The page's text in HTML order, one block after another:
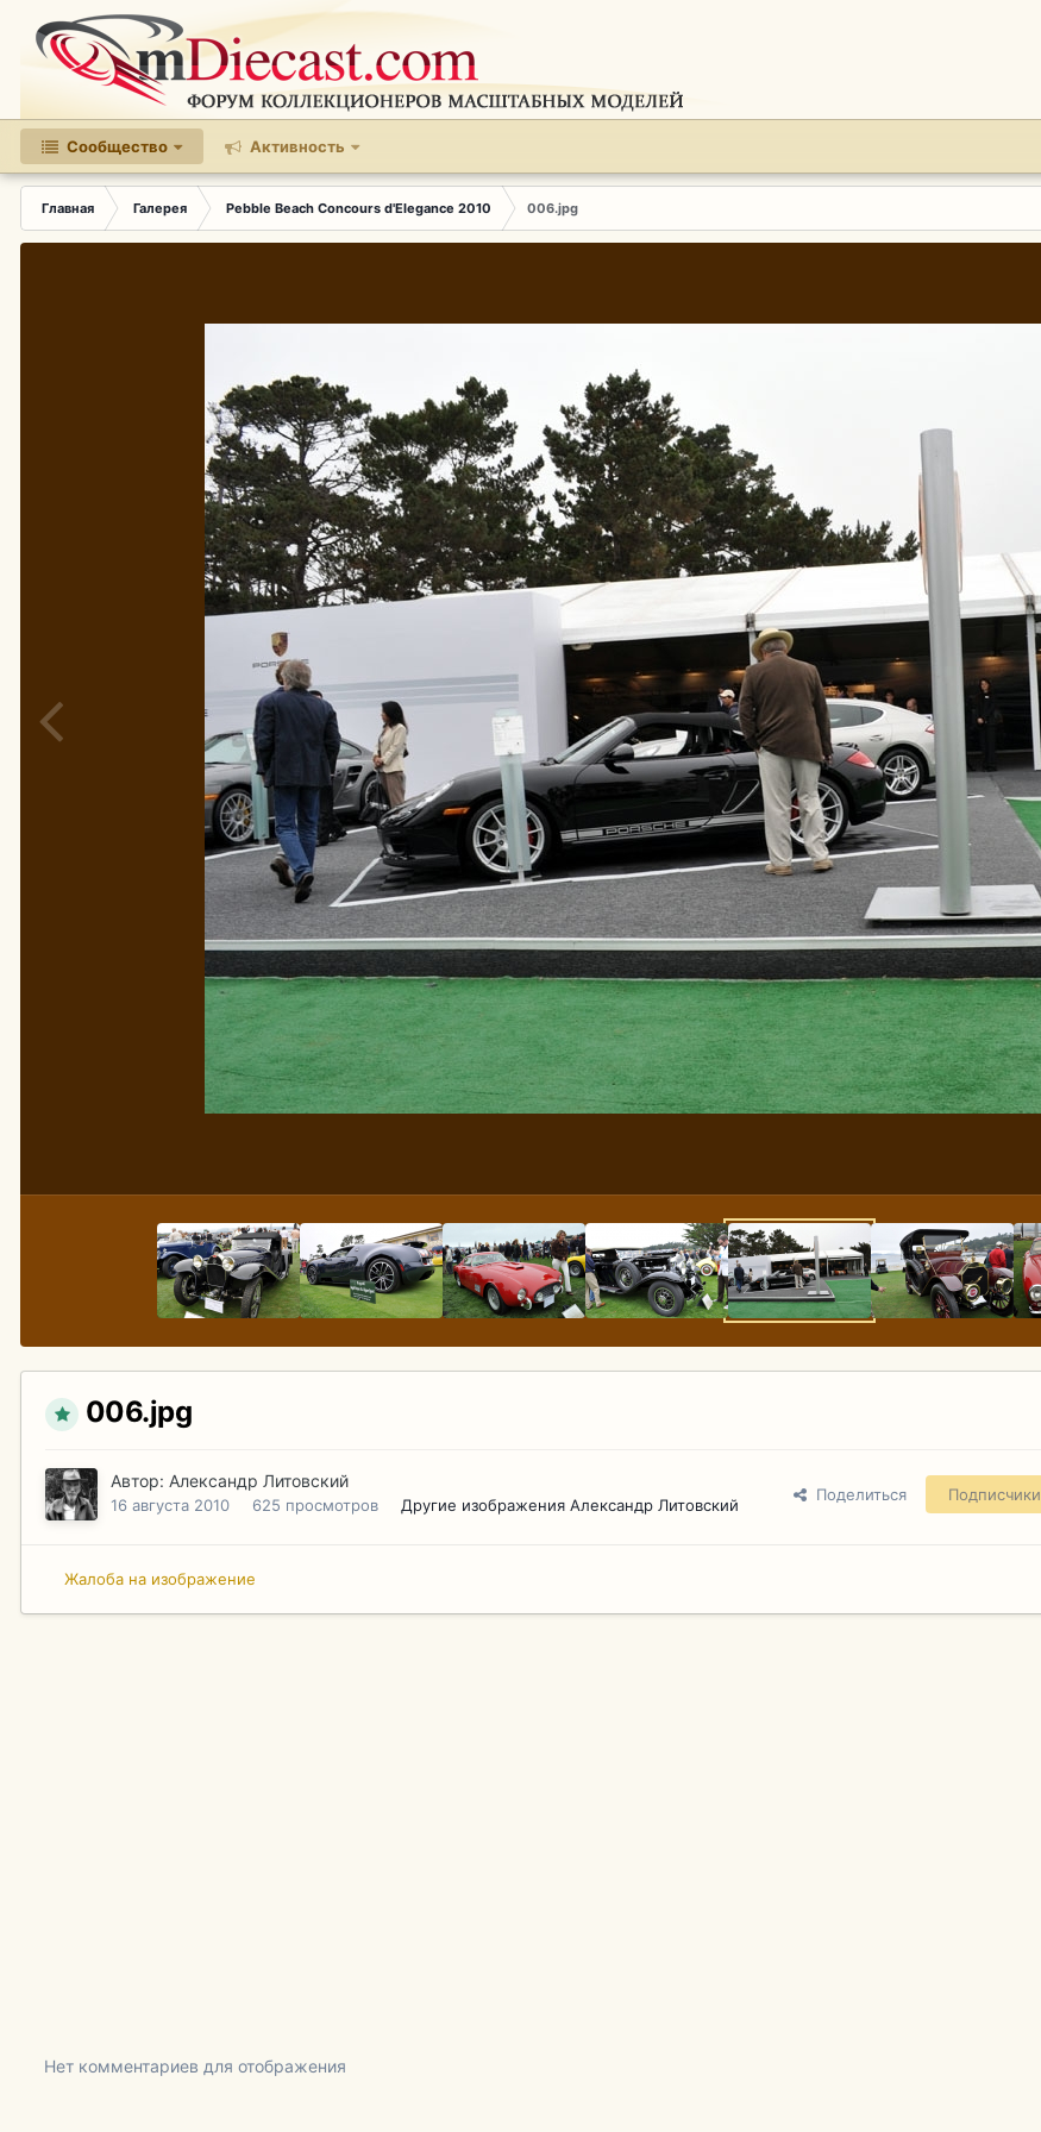
Сообщество Активность
Главная Галерея Pebble Beach Concours d'Elegance 2010 006.jpg
006.jpg
Автор: Александр Литовский
16 августа 2010 625 просмотров Другие изображения Александр Литовский
Поделиться Подписчики
Жалоба на изображение
Нет комментариев для отображения